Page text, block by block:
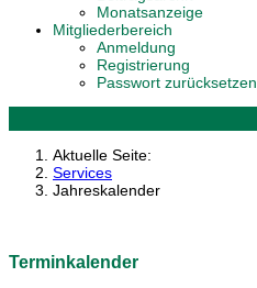
Monatsanzeige
Mitgliederbereich
Anmeldung
Registrierung
Passwort zurücksetzen
Aktuelle Seite:
Services
Jahreskalender
Terminkalender